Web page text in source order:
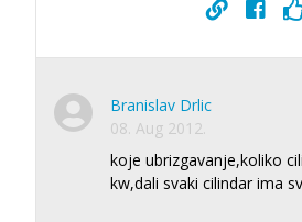
Branislav Drlic
08. Aug 2012.
koje ubrizgavanje,koliko
kw,dali svaki cilindar ima